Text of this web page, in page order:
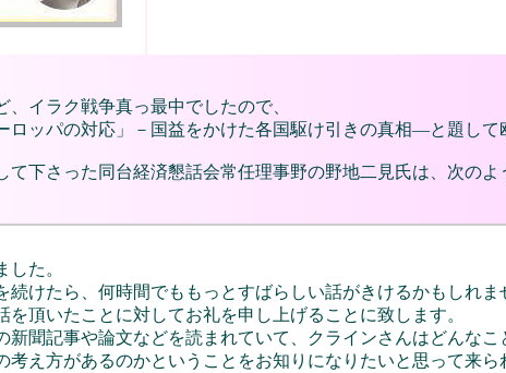
、イラク戦争真っ最中でしたので、
ロッパの対応」－国益をかけた各国駆け引きの真相―と題し
て下さった同台経済懇話会常任理事野の野地二見氏は、次のよ
した。
続けたら、何時間でももっとすばらしい話がきけるかもしれま
を頂いたことに対してお礼を申し上げることに致します。
新聞記事や論文などを読まれていて、クラインさんはどんな
考え方があるのかということをお知りになりたいと思って来ら